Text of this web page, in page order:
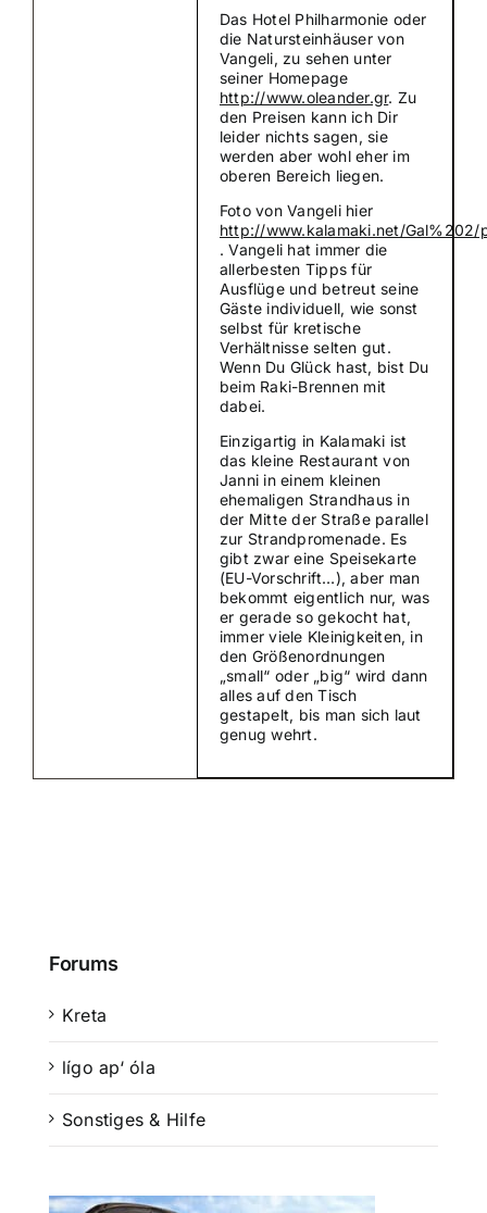
Das Hotel Philharmonie oder
die Natursteinhäuser von
Vangeli, zu sehen unter
seiner Homepage
http://www.oleander.gr. Zu
den Preisen kann ich Dir
leider nichts sagen, sie
werden aber wohl eher im
oberen Bereich liegen.
Foto von Vangeli hier
http://www.kalamaki.net/Gal%202/
. Vangeli hat immer die
allerbesten Tipps für
Ausflüge und betreut seine
Gäste individuell, wie sonst
selbst für kretische
Verhältnisse selten gut.
Wenn Du Glück hast, bist Du
beim Raki-Brennen mit
dabei.
Einzigartig in Kalamaki ist
das kleine Restaurant von
Janni in einem kleinen
ehemaligen Strandhaus in
der Mitte der Straße parallel
zur Strandpromenade. Es
gibt zwar eine Speisekarte
(EU-Vorschrift…), aber man
bekommt eigentlich nur, was
er gerade so gekocht hat,
immer viele Kleinigkeiten, in
den Größenordnungen
„small“ oder „big“ wird dann
alles auf den Tisch
gestapelt, bis man sich laut
genug wehrt.
Forums
Kreta
lígo ap‘ óla
Sonstiges & Hilfe